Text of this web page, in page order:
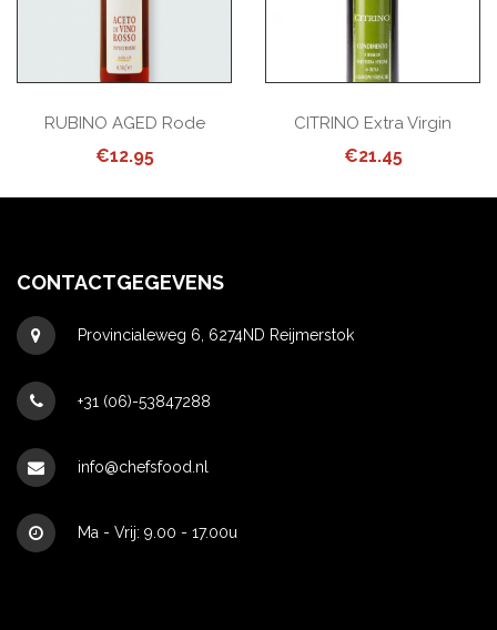
RUBINO AGED Rode
Wijnazijn
€12.95
CITRINO Extra Virgin
Olijfolie En Verse Citroen
€21.45
CONTACTGEGEVENS
Provincialeweg 6, 6274ND Reijmerstok
+31 (06)-53847288
info@chefsfood.nl
Ma - Vrij: 9.00 - 17.00u